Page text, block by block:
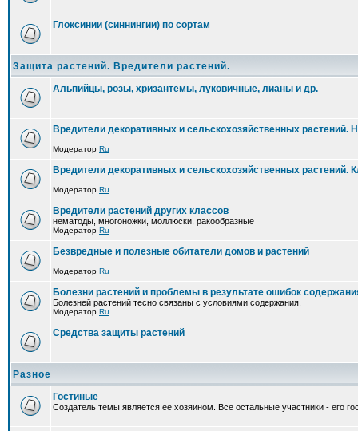
Глоксинии (синнингии) по сортам
Защита растений. Вредители растений.
Альпийцы, розы, хризантемы, луковичные, лианы и др.
Вредители декоративных и сельскохозяйственных растений.
Модератор Ru
Вредители декоративных и сельскохозяйственных растений.
Модератор Ru
Вредители растений других классов
нематоды, многоножки, моллюски, ракообразные
Модератор Ru
Безвредные и полезные обитатели домов и растений
Модератор Ru
Болезни растений и проблемы в результате ошибок
Болезней растений тесно связаны с условиями содержания.
Модератор Ru
Средства защиты растений
Разное
Гостиные
Создатель темы является ее хозяином. Все остальные участники - его